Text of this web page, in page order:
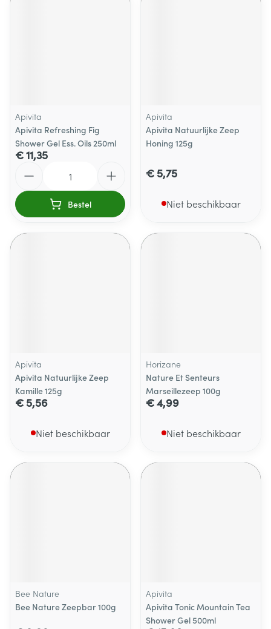
Apivita
Apivita Refreshing Fig
Shower Gel Ess. Oils 250ml
€ 11,35
Bestel
Apivita
Apivita Natuurlijke Zeep
Honing 125g
€ 5,75
Niet beschikbaar
Apivita
Apivita Natuurlijke Zeep
Kamille 125g
€ 5,56
Niet beschikbaar
Horizane
Nature Et Senteurs
Marseillezeep 100g
€ 4,99
Niet beschikbaar
Bee Nature
Bee Nature Zeepbar 100g
Apivita
Apivita Tonic Mountain Tea
Shower Gel 500ml